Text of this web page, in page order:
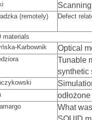
(remotely) Defect
materials
Karbownik Optical
Tunable
synthetic
What